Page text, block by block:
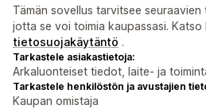
Tämän sovellus tarvitsee
jotta se voi toimia kaupassasi. Katso
tietosuojakäytäntö .
Tarkastele asiakastietoja:
Arkaluonteiset tiedot, laite- ja
Tarkastele henkilöstön ja avustajien
Kaupan omistaja